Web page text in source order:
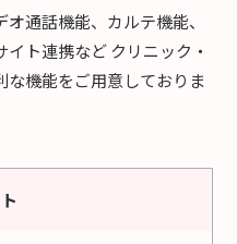
通話機能、カルテ機能、
イト連携など クリニック・
な機能をご用意しておりま